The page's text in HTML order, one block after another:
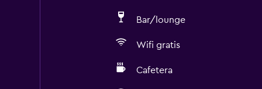
Bar/lounge
Wifi gratis
Cafetera